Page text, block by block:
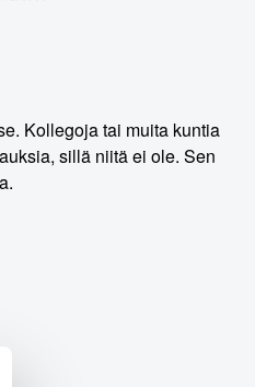
Kollegoja tai muita kuntia
sillä niitä ei ole. Sen